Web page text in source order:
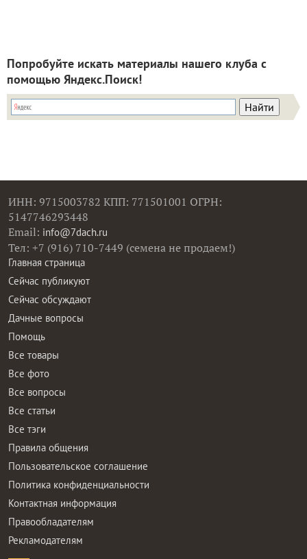
Попробуйте искать материалы нашего клуба с
помощью Яндекс.Поиск!
ИНН: 9715003782 КПП: 771501001 ОГРН:
5147746293448
Email: info@7dach.ru
Тел: +7 (916) 710-7449 (семена не продаем!)
Главная страница
Сейчас публикуют
Сейчас обсуждают
Дачные вопросы
Помощь
Все товары
Все фото
Все вопросы
Все статьи
Все тэги
Правила общения
Пользовательское соглашение
Политика конфиденциальности
Контактная информация
Правообладателям
Рекламодателям